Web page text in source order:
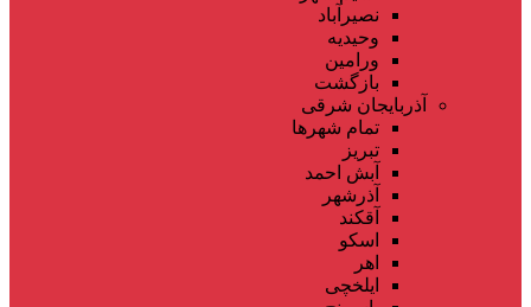
نصیرآباد
وحیدیه
ورامین
بازگشت
آذربایجان شرقی
تمام شهر‌ها
تبریز
آبش احمد
آذرشهر
آقکند
اسکو
اهر
ایلخچی